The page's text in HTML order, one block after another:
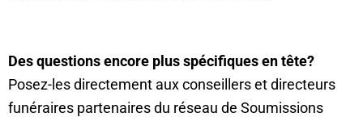
Des questions encore plus spécifiques en tête?
Posez-les directement aux conseillers et directeurs
funéraires partenaires du réseau de Soumissions